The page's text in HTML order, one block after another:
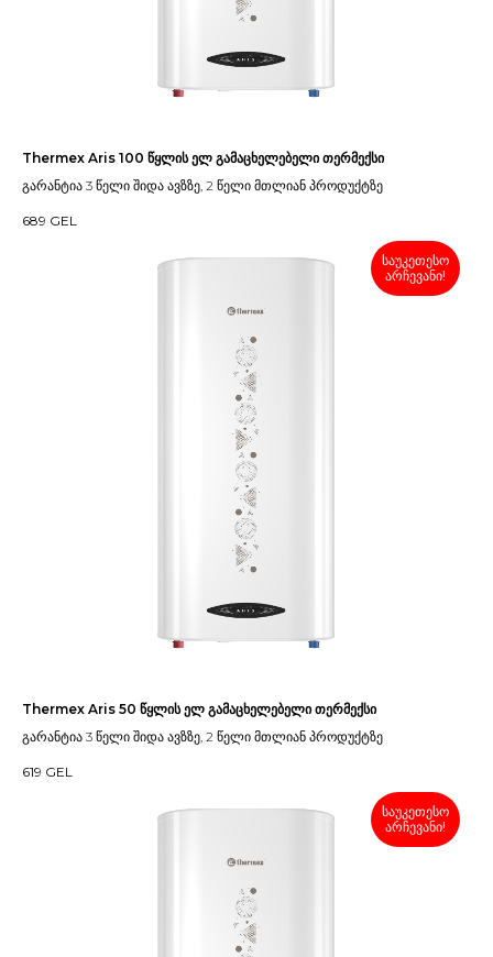
Thermex Aris 100 წყლის ელ გამაცხელებელი თერმექსი
გარანტია 3 წელი შიდა ავზზე, 2 წელი მთლიან პროდუქტზე
689 GEL
საუკეთესო
არჩევანი!
Thermex Aris 50 წყლის ელ გამაცხელებელი თერმექსი
გარანტია 3 წელი შიდა ავზზე, 2 წელი მთლიან პროდუქტზე
619 GEL
საუკეთესო
არჩევანი!